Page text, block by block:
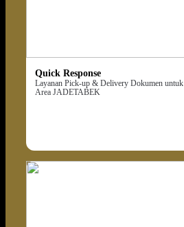
Quick Response
Layanan Pick-up & Delivery Dokumen untuk
Area JADETABEK